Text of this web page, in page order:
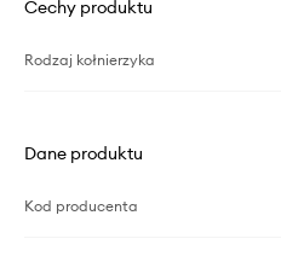
Cechy produktu
Rodzaj kołnierzyka
Dane produktu
Kod producenta